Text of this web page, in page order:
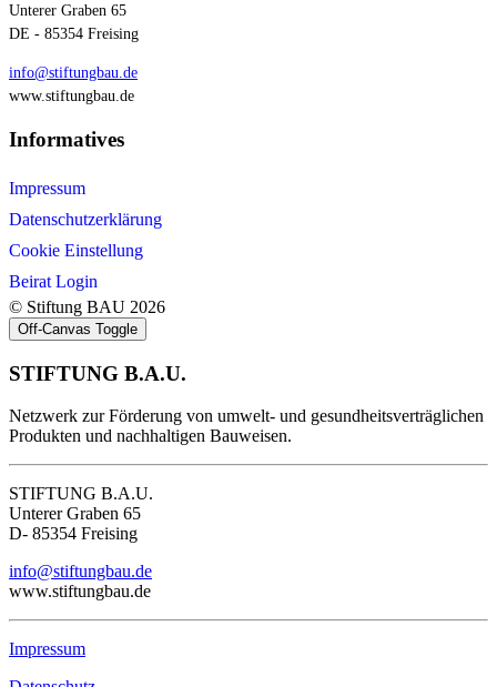
Unterer Graben 65
DE - 85354 Freising
info@stiftungbau.de
www.stiftungbau.de
Informatives
Impressum
Datenschutzerklärung
Cookie Einstellung
Beirat Login
© Stiftung BAU 2026
Off-Canvas Toggle
STIFTUNG B.A.U.
Netzwerk zur Förderung von umwelt- und gesundheitsverträglichen
Produkten und nachhaltigen Bauweisen.
STIFTUNG B.A.U.
Unterer Graben 65
D- 85354 Freising
info@stiftungbau.de
www.stiftungbau.de
Impressum